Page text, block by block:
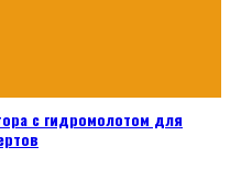
с гидромолотом для